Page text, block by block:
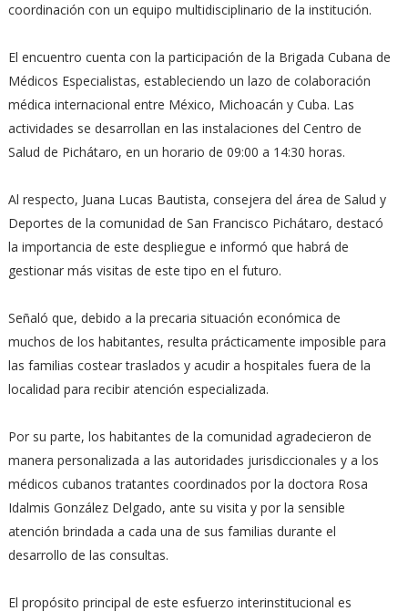
coordinación con un equipo multidisciplinario de la institución.
El encuentro cuenta con la participación de la Brigada Cubana de
Médicos Especialistas, estableciendo un lazo de colaboración
médica internacional entre México, Michoacán y Cuba. Las
actividades se desarrollan en las instalaciones del Centro de
Salud de Pichátaro, en un horario de 09:00 a 14:30 horas.
Al respecto, Juana Lucas Bautista, consejera del área de Salud y
Deportes de la comunidad de San Francisco Pichátaro, destacó
la importancia de este despliegue e informó que habrá de
gestionar más visitas de este tipo en el futuro.
Señaló que, debido a la precaria situación económica de
muchos de los habitantes, resulta prácticamente imposible para
las familias costear traslados y acudir a hospitales fuera de la
localidad para recibir atención especializada.
Por su parte, los habitantes de la comunidad agradecieron de
manera personalizada a las autoridades jurisdiccionales y a los
médicos cubanos tratantes coordinados por la doctora Rosa
Idalmis González Delgado, ante su visita y por la sensible
atención brindada a cada una de sus familias durante el
desarrollo de las consultas.
El propósito principal de este esfuerzo interinstitucional es